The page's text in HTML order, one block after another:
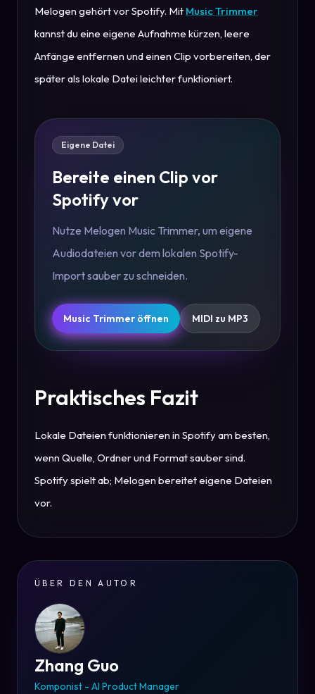
Melogen gehört vor Spotify. Mit Music Trimmer
kannst du eine eigene Aufnahme kürzen, leere
Anfänge entfernen und einen Clip vorbereiten, der
später als lokale Datei leichter funktioniert.
Eigene Datei
Bereite einen Clip vor
Spotify vor
Nutze Melogen Music Trimmer, um eigene
Audiodateien vor dem lokalen Spotify-
Import sauber zu schneiden.
Music Trimmer öffnen MIDI zu MP3
Praktisches Fazit
Lokale Dateien funktionieren in Spotify am besten,
wenn Quelle, Ordner und Format sauber sind.
Spotify spielt ab; Melogen bereitet eigene Dateien
vor.
ÜBER DEN AUTOR
Zhang Guo
Komponist - AI Product Manager